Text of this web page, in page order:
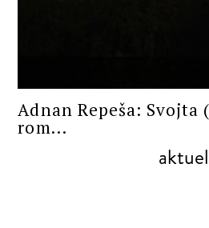
Adnan Repeša: Svojta
rom...